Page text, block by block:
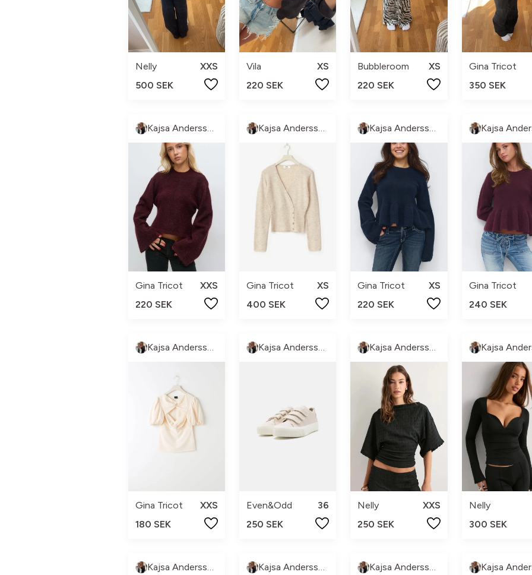
Nelly
XXS
500 SEK
Vila
XS
220 SEK
Bubbleroom
XS
220 SEK
Gina Tricot
350 SEK
Gina Tricot
XXS
220 SEK
Gina Tricot
XS
400 SEK
Gina Tricot
XS
220 SEK
Gina Tricot
240 SEK
Kajsa Andersson
Gina Tricot
XXS
180 SEK
Kajsa Andersson
Even&Odd
36
250 SEK
Kajsa Andersson
Nelly
XXS
250 SEK
Nelly
300 SEK